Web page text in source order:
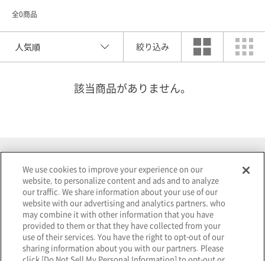
全0商品
絞り込み
該当商品がありません。
選択を解除する
We use cookies to improve your experience on our
website, to personalize content and ads and to analyze
our traffic. We share information about your use of our
website with our advertising and analytics partners, who
may combine it with other information that you have
provided to them or that they have collected from your
use of their services. You have the right to opt-out of our
sharing information about you with our partners. Please